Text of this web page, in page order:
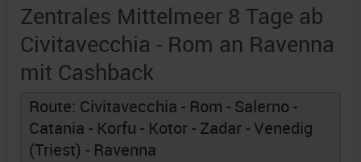
Zentrales Mittelmeer 8 Tage ab
Civitavecchia - Rom an Ravenna
mit Cashback
Route: Civitavecchia - Rom - Salerno -
Catania - Korfu - Kotor - Zadar - Venedig
(Triest) - Ravenna